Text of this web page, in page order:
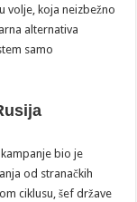
volje, koja neizbežno
alternativa
samo
bio je
od stranačkih
ciklusu, šef države